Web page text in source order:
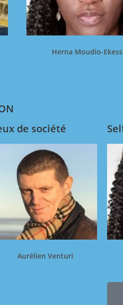
Herna Moudio-
de société
Aurélien Venturi